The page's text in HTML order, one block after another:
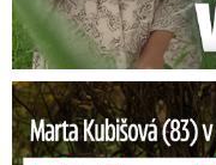
Marta Kubišová (83) v